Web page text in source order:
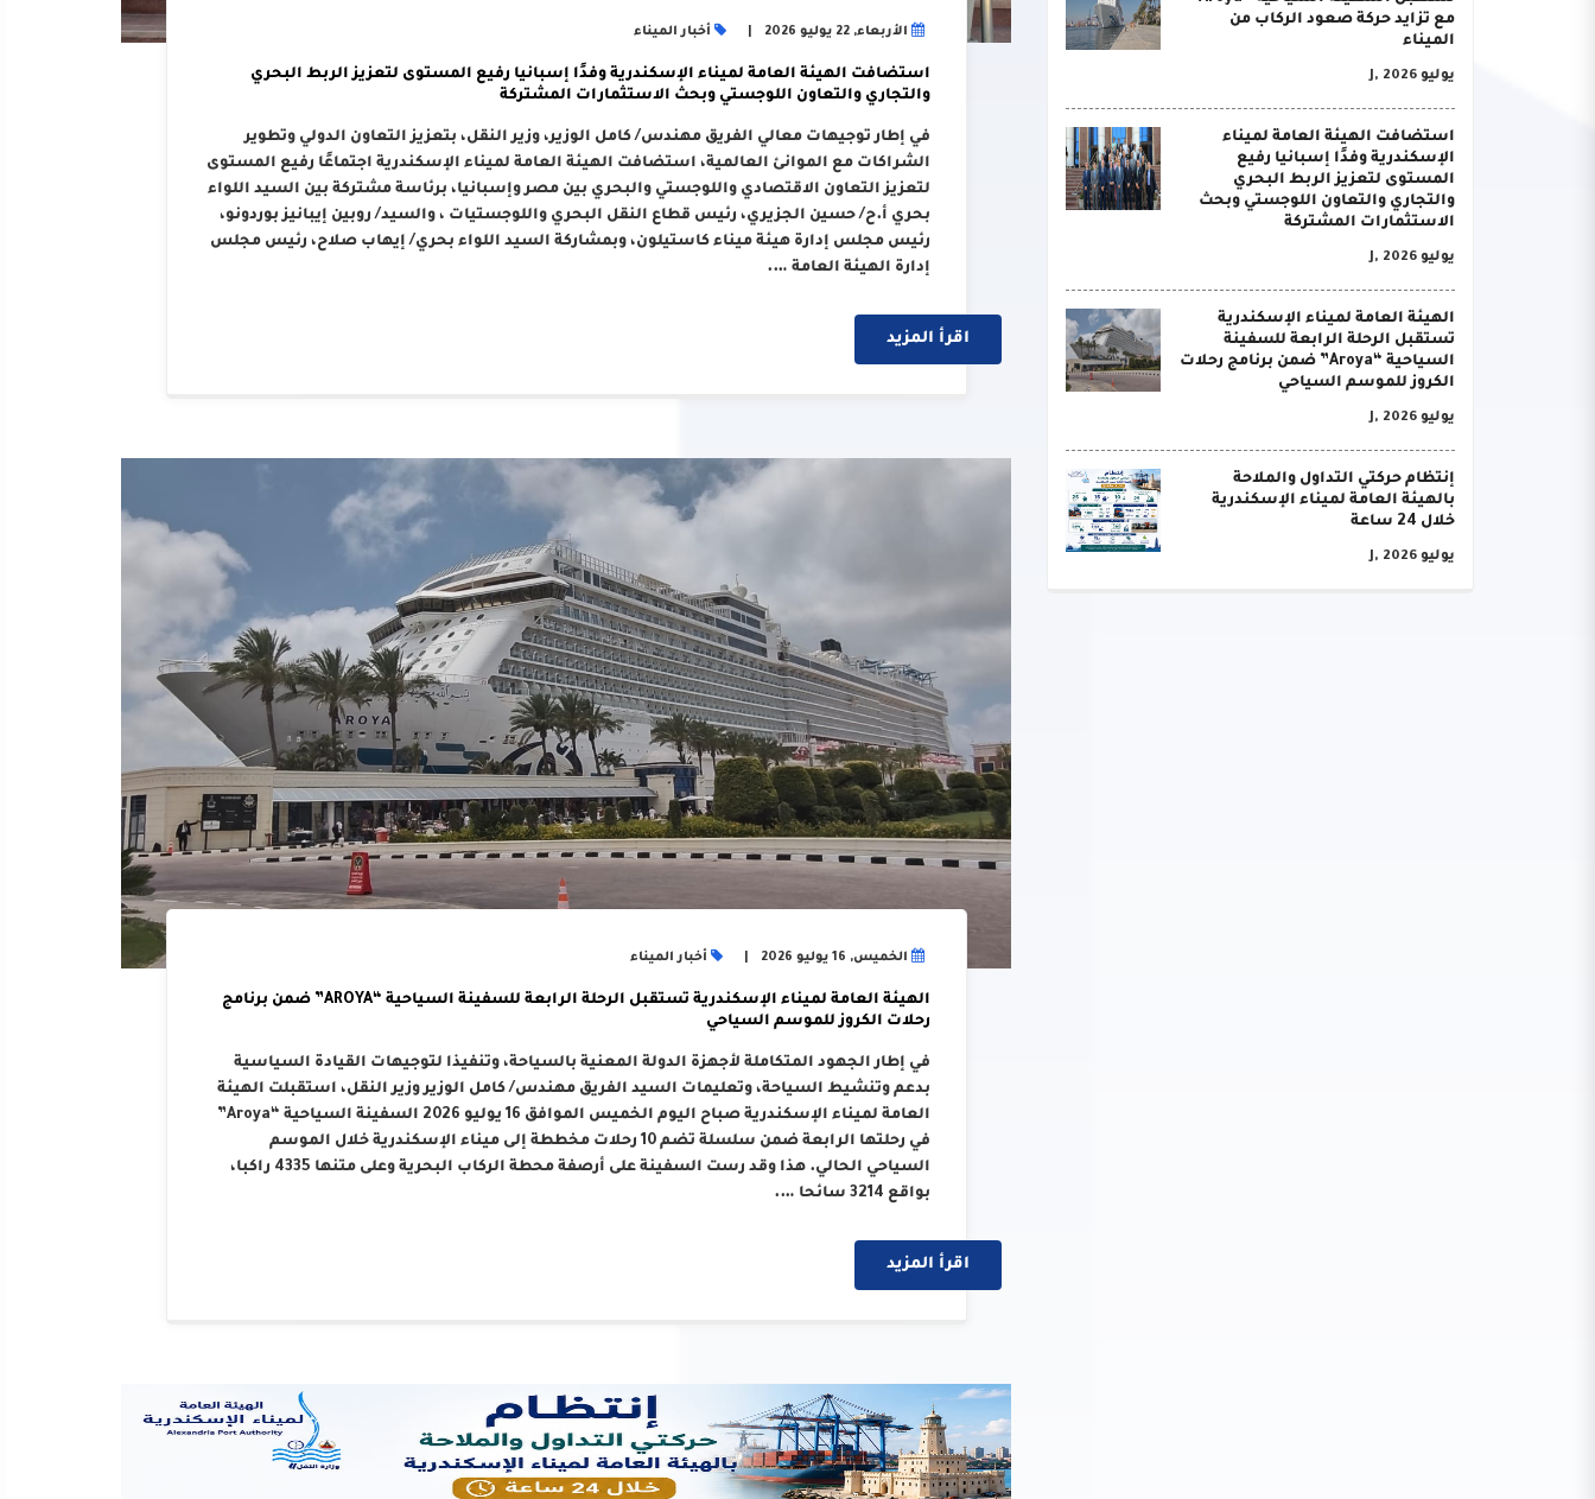
مع تزايد حركة صعود الركاب من
الميناء
يوليو J, 2026
استضافت الهيئة العامة لميناء
الإسكندرية وفدًا إسبانيا رفيع
المستوى لتعزيز الربط البحري
والتجاري والتعاون اللوجستي وبحث
الاستثمارات المشتركة
يوليو J, 2026
الهيئة العامة لميناء الإسكندرية
تستقبل الرحلة الرابعة للسفينة
السياحية “Aroya” ضمن برنامج رحلات
الكروز للموسم السياحي
يوليو J, 2026
إنتظام حركتي التداول والملاحة
بالهيئة العامة لميناء الإسكندرية
خلال 24 ساعة
يوليو J, 2026
الأربعاء, 22 يوليو 2026 أخبار الميناء
استضافت الهيئة العامة لميناء الإسكندرية وفدًا إسبانيا رفيع المستوى لتعزيز الربط البحري
والتجاري والتعاون اللوجستي وبحث الاستثمارات المشتركة
في إطار توجيهات معالي الفريق مهندس/ كامل الوزير، وزير النقل، بتعزيز التعاون الدولي وتطوير
الشراكات مع الموانئ العالمية، استضافت الهيئة العامة لميناء الإسكندرية اجتماعًا رفيع المستوى
لتعزيز التعاون الاقتصادي واللوجستي والبحري بين مصر وإسبانيا، برئاسة مشتركة بين السيد اللواء
بحري أ.ح/ حسين الجزيري، رئيس قطاع النقل البحري واللوجستيات ، والسيد/ روبين إيبانيز بوردونو،
رئيس مجلس إدارة هيئة ميناء كاستيلون، وبمشاركة السيد اللواء بحري/ إيهاب صلاح، رئيس مجلس
إدارة الهيئة العامة ….
اقرأ المزيد
الخميس, 16 يوليو 2026 أخبار الميناء
الهيئة العامة لميناء الإسكندرية تستقبل الرحلة الرابعة للسفينة السياحية “AROYA” ضمن برنامج
رحلات الكروز للموسم السياحي
في إطار الجهود المتكاملة لأجهزة الدولة المعنية بالسياحة، وتنفيذا لتوجيهات القيادة السياسية
بدعم وتنشيط السياحة، وتعليمات السيد الفريق مهندس/ كامل الوزير وزير النقل، استقبلت الهيئة
العامة لميناء الإسكندرية صباح اليوم الخميس الموافق 16 يوليو 2026 السفينة السياحية “Aroya”
في رحلتها الرابعة ضمن سلسلة تضم 10 رحلات مخططة إلى ميناء الإسكندرية خلال الموسم
السياحي الحالي. هذا وقد رست السفينة على أرصفة محطة الركاب البحرية وعلى متنها 4335 راكبا،
بواقع 3214 سائحا ….
اقرأ المزيد